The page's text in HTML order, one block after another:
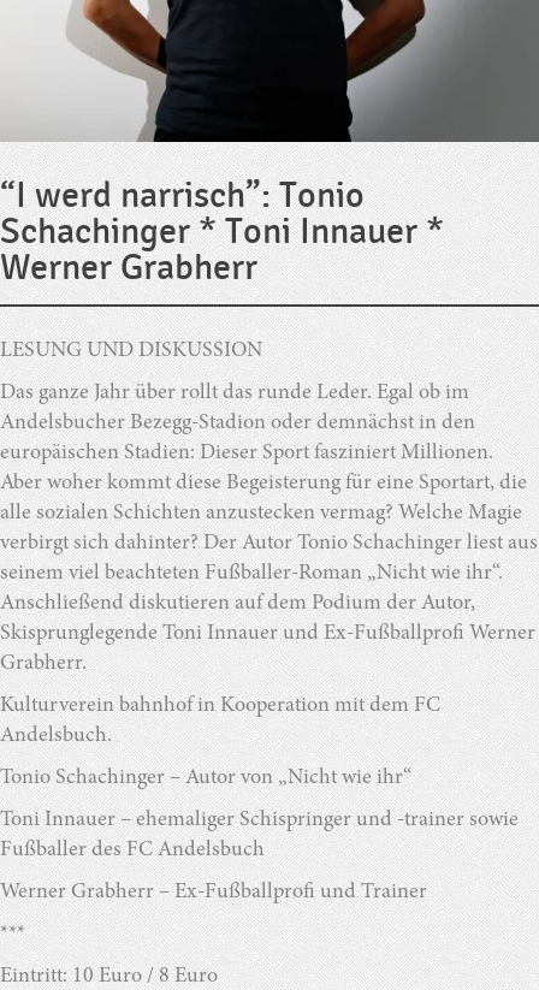
“I werd narrisch”: Tonio
Schachinger * Toni Innauer *
Werner Grabherr
LESUNG UND DISKUSSION
Das ganze Jahr über rollt das runde Leder. Egal ob im
Andelsbucher Bezegg-Stadion oder demnächst in den
europäischen Stadien: Dieser Sport fasziniert Millionen.
Aber woher kommt diese Begeisterung für eine Sportart, die
alle sozialen Schichten anzustecken vermag? Welche Magie
verbirgt sich dahinter? Der Autor Tonio Schachinger liest aus
seinem viel beachteten Fußballer-Roman „Nicht wie ihr“.
Anschließend diskutieren auf dem Podium der Autor,
Skisprunglegende Toni Innauer und Ex-Fußballprofi Werner
Grabherr.
Kulturverein bahnhof in Kooperation mit dem FC
Andelsbuch.
Tonio Schachinger – Autor von „Nicht wie ihr“
Toni Innauer – ehemaliger Schispringer und -trainer sowie
Fußballer des FC Andelsbuch
Werner Grabherr – Ex-Fußballprofi und Trainer
***
Eintritt: 10 Euro / 8 Euro